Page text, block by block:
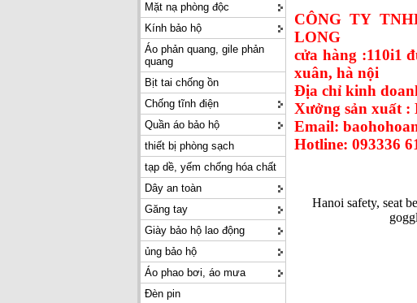
Mặt nạ phòng độc
Kính bảo hộ
Áo phản quang, gile phản
quang
Bịt tai chống ồn
Chống tĩnh điện
Quần áo bảo hộ
thiết bị phòng sạch
tạp dề, yếm chống hóa chất
Dây an toàn
Găng tay
Giày bảo hộ lao động
ủng bảo hộ
Áo phao bơi, áo mưa
Đèn pin
CÔNG TY
LONG
cửa hàng :110i1
xuân, hà nội
Địa chỉ kinh
Xưởng sản xuất
Email:
Hotline: 093336
Hanoi safety, seat